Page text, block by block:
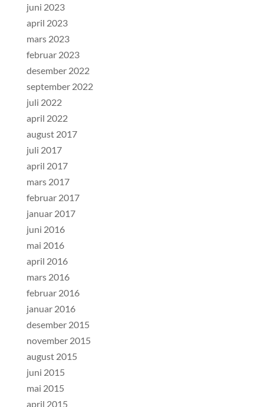
juni 2023
april 2023
mars 2023
februar 2023
desember 2022
september 2022
juli 2022
april 2022
august 2017
juli 2017
april 2017
mars 2017
februar 2017
januar 2017
juni 2016
mai 2016
april 2016
mars 2016
februar 2016
januar 2016
desember 2015
november 2015
august 2015
juni 2015
mai 2015
april 2015